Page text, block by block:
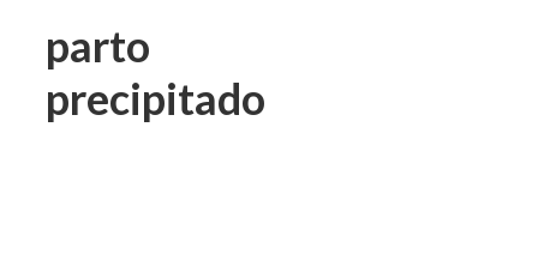
parto
precipitado